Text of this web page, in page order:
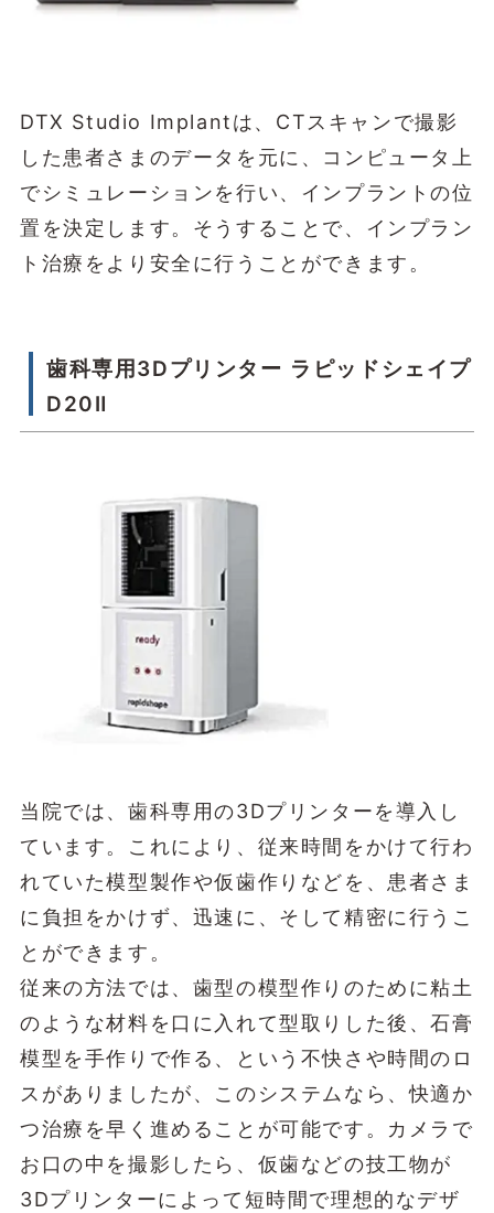
DTX Studio Implantは、CTスキャンで撮影
した患者さまのデータを元に、コンピュータ上
でシミュレーションを行い、インプラントの位
置を決定します。そうすることで、インプラン
ト治療をより安全に行うことができます。
歯科専用3Dプリンター ラピッドシェイプ
D20Ⅱ
当院では、歯科専用の3Dプリンターを導入し
ています。これにより、従来時間をかけて行わ
れていた模型製作や仮歯作りなどを、患者さま
に負担をかけず、迅速に、そして精密に行うこ
とができます。
従来の方法では、歯型の模型作りのために粘土
のような材料を口に入れて型取りした後、石膏
模型を手作りで作る、という不快さや時間のロ
スがありましたが、このシステムなら、快適か
つ治療を早く進めることが可能です。カメラで
お口の中を撮影したら、仮歯などの技工物が
3Dプリンターによって短時間で理想的なデザ